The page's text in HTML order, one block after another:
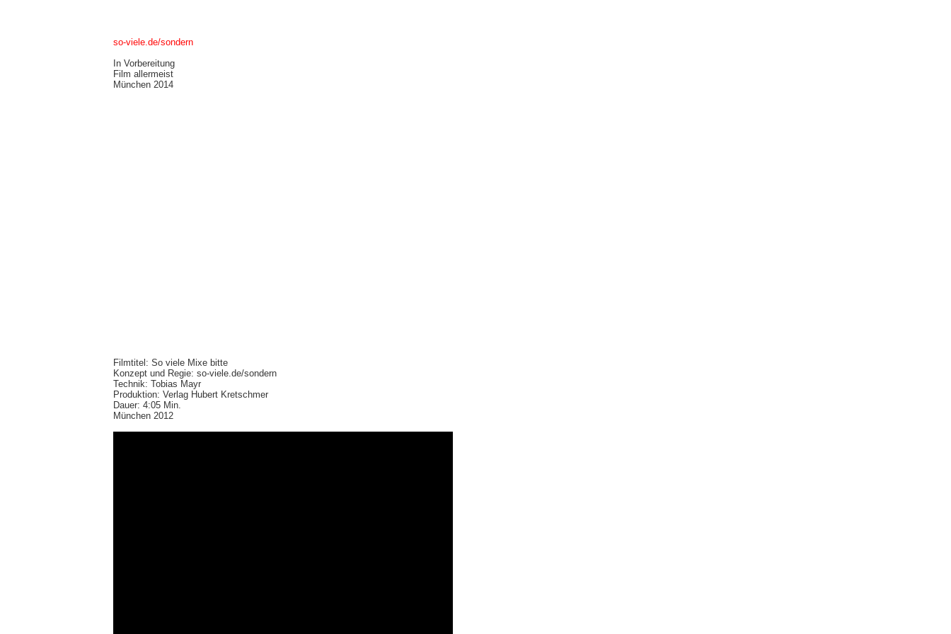
so-viele.de/sondern
In Vorbereitung
Film allermeist
München 2014
Filmtitel: So viele Mixe bitte
Konzept und Regie: so-viele.de/sondern
Technik: Tobias Mayr
Produktion: Verlag Hubert Kretschmer
Dauer: 4:05 Min.
München 2012